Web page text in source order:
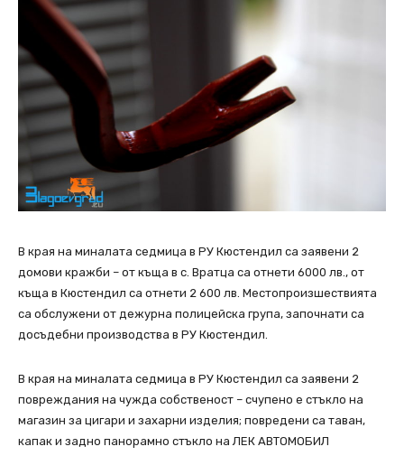
В края на миналата седмица в РУ Кюстендил са заявени 2
домови кражби – от къща в с. Вратца са отнети 6000 лв., от
къща в Кюстендил са отнети 2 600 лв. Местопроизшествията
са обслужени от дежурна полицейска група, започнати са
досъдебни производства в РУ Кюстендил.
В края на миналата седмица в РУ Кюстендил са заявени 2
повреждания на чужда собственост – счупено е стъкло на
магазин за цигари и захарни изделия; повредени са таван,
капак и задно панорамно стъкло на ЛЕК АВТОМОБИЛ